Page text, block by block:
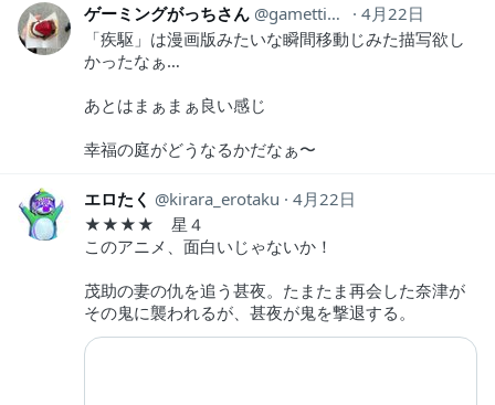
ゲーミングがっちさん gamettiSan
4月22日
「疾駆」は漫画版みたいな瞬間移動じみた描写欲し
かったなぁ…
あとはまぁまぁ良い感じ
幸福の庭がどうなるかだなぁ〜
エロたく kirara_erotaku
4月22日
★★★★ 星４
このアニメ、面白いじゃないか！
茂助の妻の仇を追う甚夜。たまたま再会した奈津が
その鬼に襲われるが、甚夜が鬼を撃退する。